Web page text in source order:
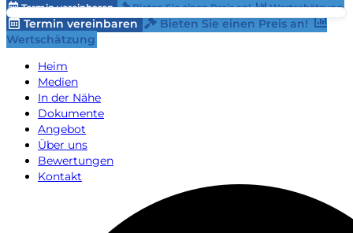
Termin vereinbaren Bieten Sie einen Preis an! Wertschätzung
Termin vereinbaren
Bieten Sie einen Preis an!
Wertschätzung
Heim
Medien
In der Nähe
Dokumente
Angebot
Über uns
Bewertungen
Kontakt